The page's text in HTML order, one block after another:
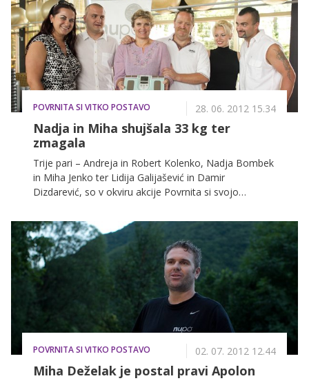
POVRNITA SI VITKO POSTAVO 28. 06. 2012 15.34
Nadja in Miha shujšala 33 kg ter
zmagala
Trije pari – Andreja in Robert Kolenko, Nadja Bombek
in Miha Jenko ter Lidija Galijašević in Damir
Dizdarević, so v okviru akcije Povrnita si svojo
sodelovanju z Nupo Slovenija organizirali na našem
portalu Zadovoljna.si, več kot uspešno prestali 8-
tedensko hujšanje. Podviga so se lotili z veliko dobre
volje in visoko motivacijo, v osmih tednih pa so prav
vsi presegli cilj, ki so si ga zadali na začetku. Preverite,
kateri par si je priboril glavno nagrado – potovanje na
sanjske počitnice na grškem otoku Santorini.
POVRNITA SI VITKO POSTAVO 02. 07. 2012 12.44
Miha Deželak je postal pravi Apolon